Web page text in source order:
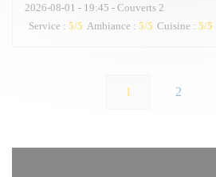
2026-08-01 - 19:45 - Couverts 2
Service : 5/5 Ambiance : 5/5 Cuisine : 5/5
1 2